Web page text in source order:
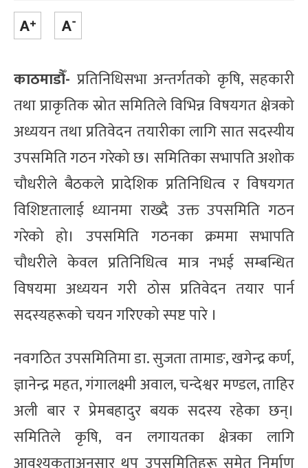
काठमाडौँ- प्रतिनिधिसभा अन्तर्गतको कृषि, सहकारी
तथा प्राकृतिक स्रोत समितिले विभिन्न विषयगत क्षेत्रको
अध्ययन तथा प्रतिवेदन तयारीका लागि सात सदस्यीय
उपसमिति गठन गरेको छ। समितिका सभापति अशोक
चौधरीले बैठकले प्रादेशिक प्रतिनिधित्व र विषयगत
विशिष्टतालाई ध्यानमा राख्दै उक्त उपसमिति गठन
गरेको हो। उपसमिति गठनका क्रममा सभापति
चौधरीले केवल प्रतिनिधित्व मात्र नभई सम्बन्धित
विषयमा अध्ययन गरी ठोस प्रतिवेदन तयार पार्न
सदस्यहरूको चयन गरिएको स्पष्ट पारे ।
नवगठित उपसमितिमा डा. सुजता तामाङ, खगेन्द्र कर्ण,
ज्ञानेन्द्र महत, गंगालक्ष्मी अवाल, चन्देश्वर मण्डल, ताहिर
अली बार र प्रेमबहादुर बयक सदस्य रहेका छन्।
समितिले कृषि, वन लगायतका क्षेत्रका लागि